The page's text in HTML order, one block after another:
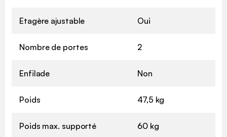
Etagère ajustable Oui
Nombre de portes 2
Enfilade Non
Poids 47,5 kg
Poids max. supporté 60 kg